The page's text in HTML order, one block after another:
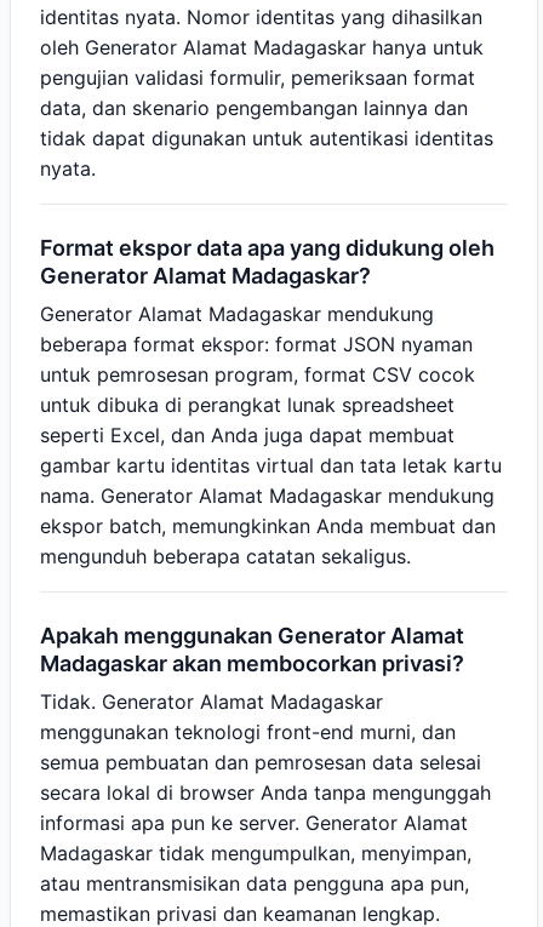
identitas nyata. Nomor identitas yang dihasilkan
oleh Generator Alamat Madagaskar hanya untuk
pengujian validasi formulir, pemeriksaan format
data, dan skenario pengembangan lainnya dan
tidak dapat digunakan untuk autentikasi identitas
nyata.
Format ekspor data apa yang didukung oleh
Generator Alamat Madagaskar?
Generator Alamat Madagaskar mendukung
beberapa format ekspor: format JSON nyaman
untuk pemrosesan program, format CSV cocok
untuk dibuka di perangkat lunak spreadsheet
seperti Excel, dan Anda juga dapat membuat
gambar kartu identitas virtual dan tata letak kartu
nama. Generator Alamat Madagaskar mendukung
ekspor batch, memungkinkan Anda membuat dan
mengunduh beberapa catatan sekaligus.
Apakah menggunakan Generator Alamat
Madagaskar akan membocorkan privasi?
Tidak. Generator Alamat Madagaskar
menggunakan teknologi front-end murni, dan
semua pembuatan dan pemrosesan data selesai
secara lokal di browser Anda tanpa mengunggah
informasi apa pun ke server. Generator Alamat
Madagaskar tidak mengumpulkan, menyimpan,
atau mentransmisikan data pengguna apa pun,
memastikan privasi dan keamanan lengkap.